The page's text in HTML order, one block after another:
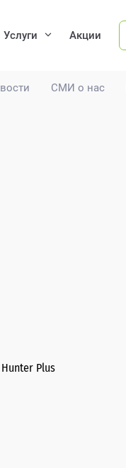
СМИ о нас
Услуги Акции
Hunter Plus